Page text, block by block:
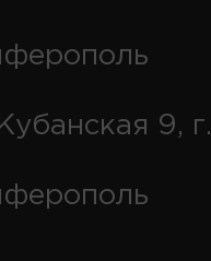
9, г.